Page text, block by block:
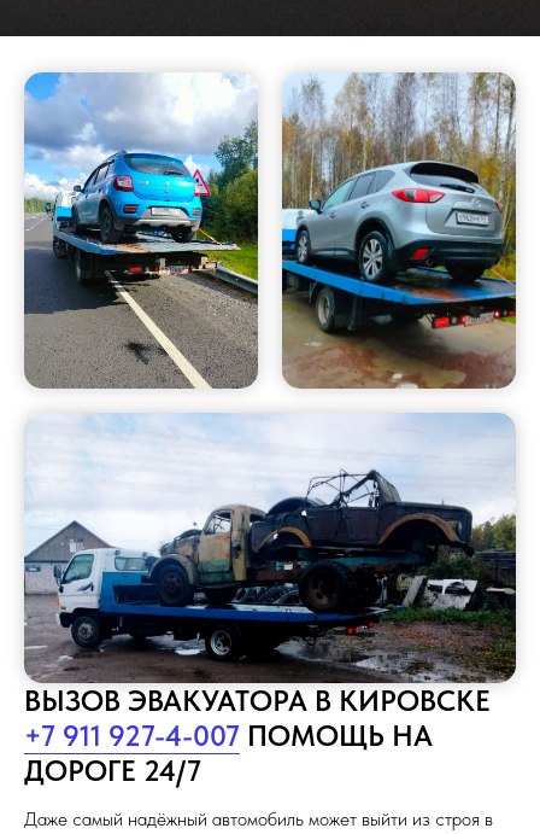
ВЫЗОВ ЭВАКУАТОРА В КИРОВСКЕ
+7 911 927-4-007 ПОМОЩЬ НА
ДОРОГЕ 24/7
Даже самый надёжный автомобиль может выйти из строя в